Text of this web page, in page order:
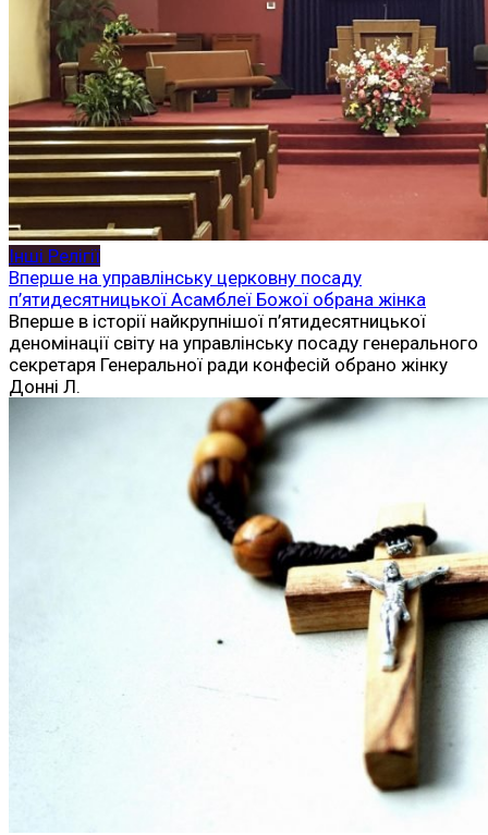
Інші Релігії
Вперше на управлінську церковну посаду
п’ятидесятницької Асамблеї Божої обрана жінка
Вперше в історії найкрупнішої п’ятидесятницької
деномінації світу на управлінську посаду генерального
секретаря Генеральної ради конфесій обрано жінку
Донні Л.